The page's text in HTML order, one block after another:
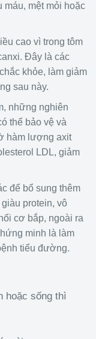
máu, mệt mỏi hoặc
cao vì trong tôm
Đây là các
khỏe, làm giảm
sau này.
những nghiên
thể bảo vệ và
hàm lượng axit
LDL, giảm
để bổ sung thêm
protein, vô
cơ bắp, ngoài ra
minh là làm
tiểu đường.
hoặc sống thì